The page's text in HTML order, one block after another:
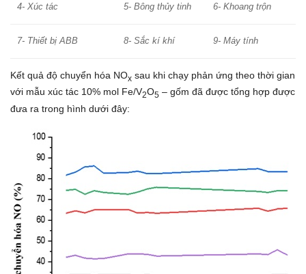
4- Xúc tác 5- Bông thủy tinh 6- Khoang trộn
7- Thiết bị ABB 8- Sắc kí khí 9- Máy tính
Kết quả độ chuyển hóa NOx sau khi chạy phản ứng theo thời gian
với mẫu xúc tác 10% mol Fe/V2O5 – gốm đã được tổng hợp được
đưa ra trong hình dưới đây: